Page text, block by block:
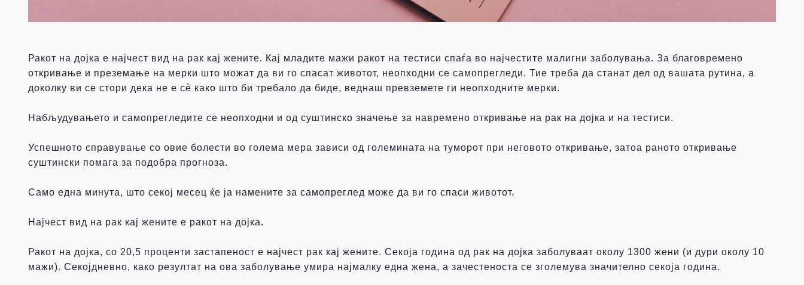
Ракот на дојка е најчест вид на рак кај жените. Кај младите мажи ракот на тестиси спаѓа во најчестите малигни заболувања. За благовремено
откривање и преземање на мерки што можат да ви го спасат животот, неопходни се самопрегледи. Тие треба да станат дел од вашата рутина, а
доколку ви се стори дека не е сѐ како што би требало да биде, веднаш превземете ги неопходните мерки.
Набљудувањето и самопрегледите се неопходни и од суштинско значење за навремено откривање на рак на дојка и на тестиси.
Успешното справување со овие болести во голема мера зависи од големината на туморот при неговото откривање, затоа раното откривање
суштински помага за подобра прогноза.
Само една минута, што секој месец ќе ја намените за самопреглед може да ви го спаси животот.
Најчест вид на рак кај жените е ракот на дојка.
Ракот на дојка, со 20,5 проценти застапеност е најчест рак кај жените. Секоја година од рак на дојка заболуваат околу 1300 жени (и дури околу 10
мажи). Секојдневно, како резултат на ова заболување умира најмалку една жена, а зачестеноста се зголемува значително секоја година.